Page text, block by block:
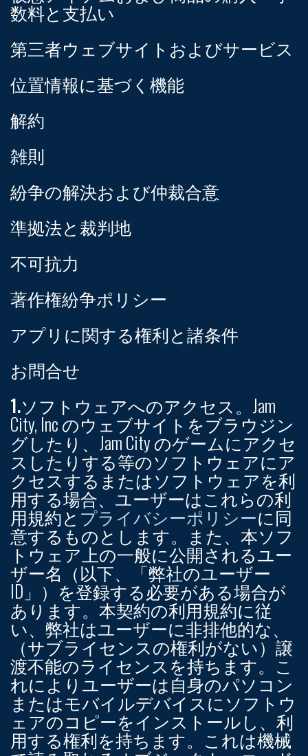
数料と支払い
第三者ウェブサイトおよびサービス
位置情報に基づく機能
解約
雑則
紛争の解決および仲裁合意
準拠法と裁判地
不可抗力
著作権紛争ポリシー
アプリに関する権利と諸条件
お問合せ
1.ソフトウェアへのアクセス。 Jam
City, Inc のウェブサイトをブラウジン
グしたり、Jam City のゲームにアクセ
スしたりする等のソフトウェアにア
クセスするまたはソフトウェアを利
用する場合、ユーザーはこれらの利
用規約とプライバシーポリシーに同
意するものとします。また、本ソフ
トウェア上の一般に公開されるユー
ザー名（以下、「弊社のユーザー
ID」）を登録する必要がある場合が
あります。本契約の利用規約に従
い、弊社はユーザーに非排他的な、
（サブライセンスの権利がない）譲
渡不能のライセンスを持ちます。こ
れによりユーザーは自身のパソコン
またはモバイルデバイスにソフトウ
ェアのコピーをインストールし、利
用する権利を持ちます。これは機械